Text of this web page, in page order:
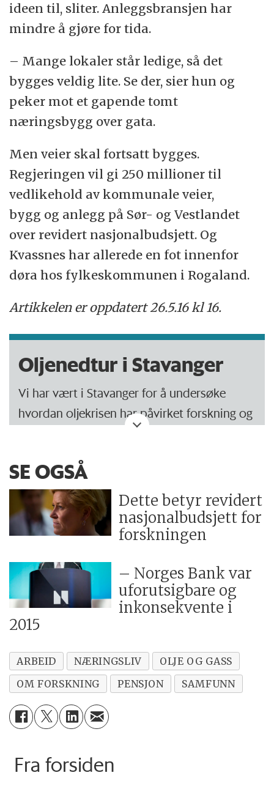
ideen til, sliter. Anleggsbransjen har
mindre å gjøre for tida.
– Mange lokaler står ledige, så det
bygges veldig lite. Se der, sier hun og
peker mot et gapende tomt
næringsbygg over gata.
Men veier skal fortsatt bygges.
Regjeringen vil gi 250 millioner til
vedlikehold av kommunale veier,
bygg og anlegg på Sør- og Vestlandet
over revidert nasjonalbudsjett. Og
Kvassnes har allerede en fot innenfor
døra hos fylkeskommunen i Rogaland.
Artikkelen er oppdatert 26.5.16 kl 16.
Oljenedtur i Stavanger
Vi har vært i Stavanger for å undersøke
hvordan oljekrisen har påvirket forskning og
Les alle sakene her:
Utfordrende å være kritisk forsker i
Stavanger-regionen
Forskere advarer mot statlig styring
etter oljen
Hva skal oljeforskerne gjøre nå?
SE OGSÅ
Dette betyr revidert
nasjonalbudsjett for
forskningen
– Norges Bank var
uforutsigbare og
inkonsekvente i
2015
ARBEID NÆRINGSLIV
OLJE OG GASS
OM FORSKNING
PENSJON SAMFUNN
Fra forsiden